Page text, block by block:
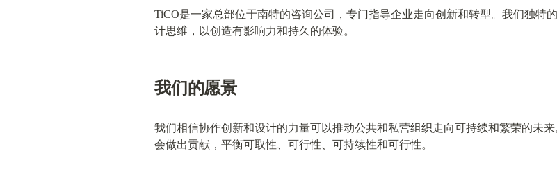
TiCO是一家总部位于南特的咨询公司，专门指导企业走向创新和转型。我们独特
计思维，以创造有影响力和持久的体验。
我们的愿景
我们相信协作创新和设计的力量可以推动公共和私营组织走向可持续和繁荣的未
会做出贡献，平衡可取性、可行性、可持续性和可行性。